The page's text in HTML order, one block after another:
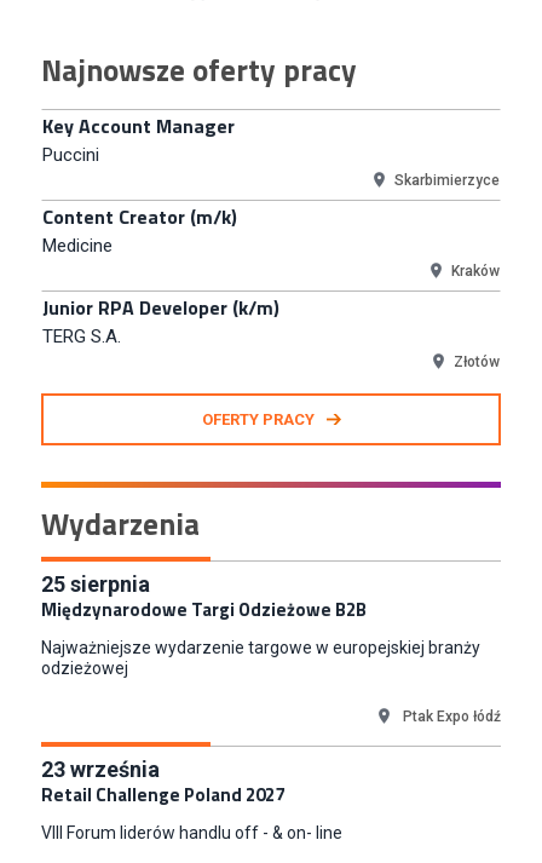
Najnowsze oferty pracy
Medicine
Junior RPA Developer (k/m)
TERG S.A.
Złotów
Kupiec / Kupczyni Fashion
Smyk S.A.
Warszawa
Młodszy Specjalista ds. Contentu i Social Media
CCC S.A.
Polkowice
Specjalista ds. Rozwoju Systemów IT (km)
Kraków
Zastępca Kierownika Salonu CH Riviera (m/k)
KAN SP Z O O
Specjalista/tka ds. Utrzymania Ruchu
W.Kruk
Key Account Manager Meble
Warszawa
Młodszy Specjalista ds. Sprzedaży B2B (K/M/N)
Euro-net Sp. z o.o.
Key Account Manager
OFERTY PRACY
Wydarzenia
25sierpnia
Międzynarodowe Targi Odzieżowe B2B
Najważniejsze wydarzenie targowe w europejskiej branży
odzieżowej
Ptak Expo łódź
23września
Retail Challenge Poland 2027
VIII Forum liderów handlu off - & on- line